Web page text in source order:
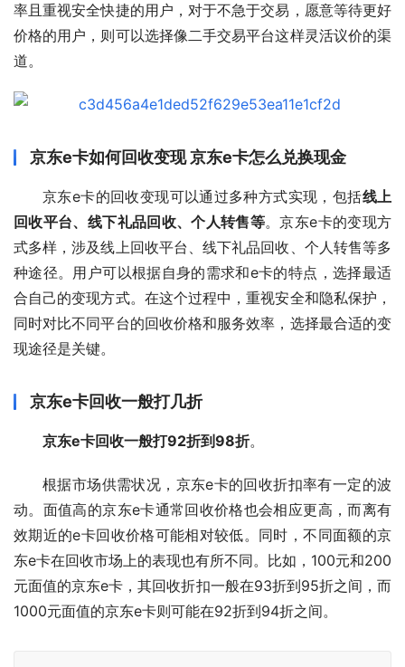
率且重视安全快捷的用户，对于不急于交易，愿意等待更好
价格的用户，则可以选择像二手交易平台这样灵活议价的渠
道。
京东e卡如何回收变现 京东e卡怎么兑换现金
京东e卡的回收变现可以通过多种方式实现，包括线上
回收平台、线下礼品回收、个人转售等。京东e卡的变现方
式多样，涉及线上回收平台、线下礼品回收、个人转售等多
种途径。用户可以根据自身的需求和e卡的特点，选择最适
合自己的变现方式。在这个过程中，重视安全和隐私保护，
同时对比不同平台的回收价格和服务效率，选择最合适的变
现途径是关键。
京东e卡回收一般打几折
京东e卡回收一般打92折到98折。
根据市场供需状况，京东e卡的回收折扣率有一定的波
动。面值高的京东e卡通常回收价格也会相应更高，而离有
效期近的e卡回收价格可能相对较低。同时，不同面额的京
东e卡在回收市场上的表现也有所不同。比如，100元和200
元面值的京东e卡，其回收折扣一般在93折到95折之间，而
1000元面值的京东e卡则可能在92折到94折之间。